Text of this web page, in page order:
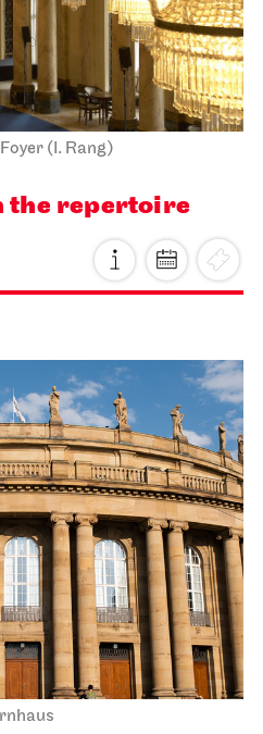
(I. Rang)
the repertoire